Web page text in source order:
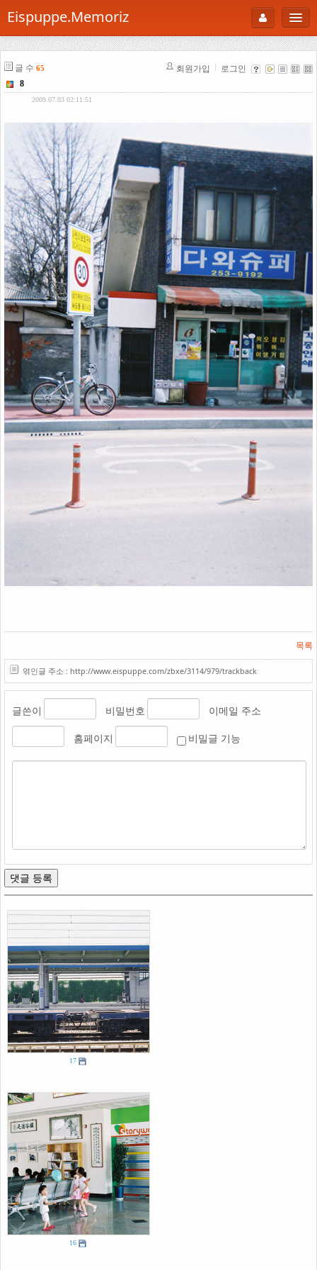
Eispuppe.Memoriz
로그인
About
AboutTori
Photo
Gallery
Snaps
B Cut
Portfolio
백과사전
공부방
Footprint
Link
글 수 65 회원가입 로그인
8
2009.07.03 02:11:51
목록
엮인글 주소 : http://www.eispuppe.com/zbxe/3114/979/trackback
글쓴이 비밀번호 이메일 주소
홈페이지 비밀글 기능
17
16